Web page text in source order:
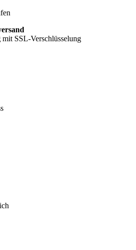
mit SSL-Verschlüsselung